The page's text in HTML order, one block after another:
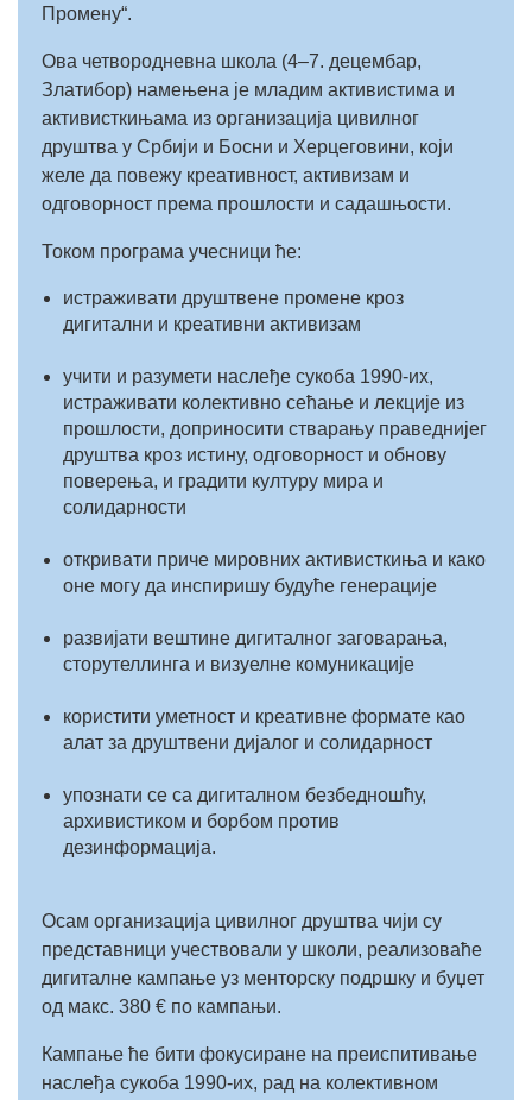
Промену“.
Ова четвородневна школа (4–7. децембар,
Златибор) намењена је младим активистима и
активисткињама из организација цивилног
друштва у Србији и Босни и Херцеговини, који
желе да повежу креативност, активизам и
одговорност према прошлости и садашњости.
Током програма учесници ће:
истраживати друштвене промене кроз
дигитални и креативни активизам
учити и разумети наслеђе сукоба 1990-их,
истраживати колективно сећање и лекције из
прошлости, доприносити стварању праведнијег
друштва кроз истину, одговорност и обнову
поверења, и градити културу мира и
солидарности
откривати приче мировних активисткиња и како
оне могу да инспиришу будуће генерације
развијати вештине дигиталног заговарања,
сторyтеллинга и визуелне комуникације
користити уметност и креативне формате као
алат за друштвени дијалог и солидарност
упознати се са дигиталном безбедношћу,
архивистиком и борбом против
дезинформација.
Осам организација цивилног друштва чији су
представници учествовали у школи, реализоваће
дигиталне кампање уз менторску подршку и буџет
од макс. 380 € по кампањи.
Кампање ће бити фокусиране на преиспитивање
наслеђа сукоба 1990-их, рад на колективном